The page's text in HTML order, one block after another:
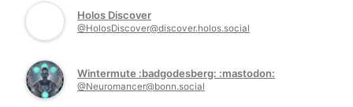
Holos Discover
@HolosDiscover@discover.holos.social
Wintermute :badgodesberg: :mastodon:
@Neuromancer@bonn.social